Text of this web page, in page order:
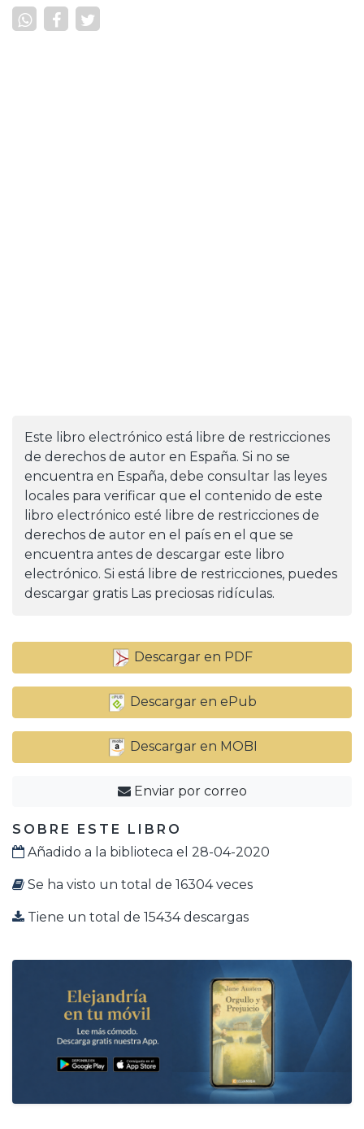
Este libro electrónico está libre de restricciones
de derechos de autor en España. Si no se
encuentra en España, debe consultar las leyes
locales para verificar que el contenido de este
libro electrónico esté libre de restricciones de
derechos de autor en el país en el que se
encuentra antes de descargar este libro
electrónico. Si está libre de restricciones, puedes
descargar gratis Las preciosas ridículas.
Descargar en PDF
Descargar en ePub
Descargar en MOBI
Enviar por correo
SOBRE ESTE LIBRO
Añadido a la biblioteca el 28-04-2020
Se ha visto un total de 16304 veces
Tiene un total de 15434 descargas